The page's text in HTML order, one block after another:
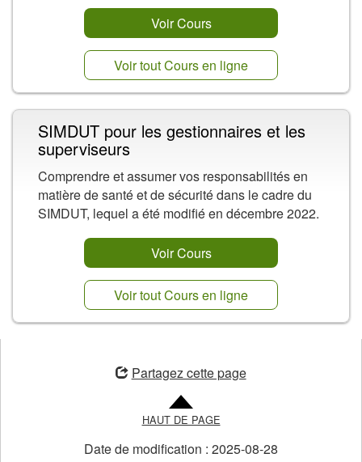
Voir Cours
Voir tout Cours en ligne
SIMDUT pour les gestionnaires et les
superviseurs
Comprendre et assumer vos responsabilités en
matière de santé et de sécurité dans le cadre du
SIMDUT, lequel a été modifié en décembre 2022.
Voir Cours
Voir tout Cours en ligne
Partagez cette page
HAUT DE PAGE
Date de modification : 2025-08-28